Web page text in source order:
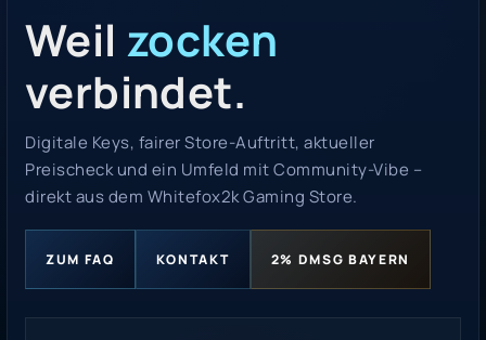
Weil zocken
verbindet.
Digitale Keys, fairer Store-Auftritt, aktueller
Preischeck und ein Umfeld mit Community-Vibe –
direkt aus dem Whitefox2k Gaming Store.
ZUM FAQ KONTAKT 2% DMSG BAYERN